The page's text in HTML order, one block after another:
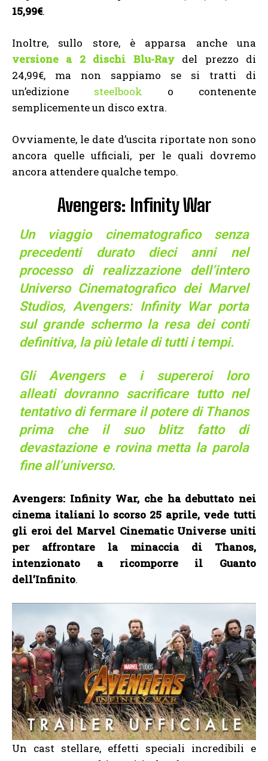
15,99€.
Inoltre, sullo store, è apparsa anche una
versione a 2 dischi Blu-Raydel prezzo di
24,99€, ma non sappiamo se si tratti di
un’edizione steelbook o contenente
semplicemente un disco extra.
Ovviamente, le date d’uscita riportate non sono
ancora quelle ufficiali, per le quali dovremo
ancora attendere qualche tempo.
Avengers: Infinity War
Un viaggio cinematografico senza
precedenti durato dieci anni nel
processo di realizzazione dell’intero
Universo Cinematografico dei Marvel
Studios, Avengers: Infinity War porta
sul grande schermo la resa dei conti
definitiva, la più letale di tutti i tempi.
Gli Avengers e i supereroi loro
alleati dovranno sacrificare tutto nel
tentativo di fermare il potere di Thanos
prima che il suo blitz fatto di
devastazione e rovina metta la parola
fine all’universo.
Avengers: Infinity War, che ha debuttato nei
cinema italiani lo scorso 25 aprile, vede tutti
gli eroi del Marvel Cinematic Universe uniti
per affrontare la minaccia di Thanos,
intenzionato a ricomporre il Guanto
dell’Infinito.
Un cast stellare, effetti speciali incredibili e